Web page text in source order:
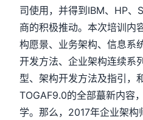
司使用，并得到IBM、HP、
商的积极推动。本次培训内
构愿景、业务架构、信息系
开发方法、企业架构连续系
型、架构开发方法及指引，
TOGAF9.0的全部蕞新内容
学。那么，2017年企业架构